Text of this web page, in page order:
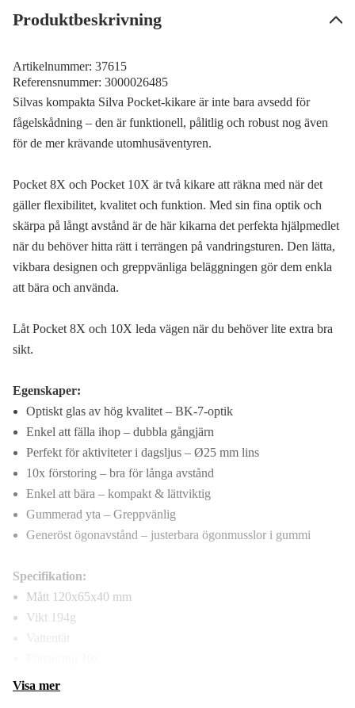
Produktbeskrivning
Artikelnummer: 37615
Referensnummer: 3000026485
Silvas kompakta Silva Pocket-kikare är inte bara avsedd för
fågelskådning – den är funktionell, pålitlig och robust nog även
för de mer krävande utomhusäventyren.
Pocket 8X och Pocket 10X är två kikare att räkna med när det
gäller flexibilitet, kvalitet och funktion. Med sin fina optik och
skärpa på långt avstånd är de här kikarna det perfekta hjälpmedlet
när du behöver hitta rätt i terrängen på vandringsturen. Den lätta,
vikbara designen och greppvänliga beläggningen gör dem enkla
att bära och använda.
Låt Pocket 8X och 10X leda vägen när du behöver lite extra bra
sikt.
Egenskaper:
Optiskt glas av hög kvalitet – BK-7-optik
Enkel att fälla ihop – dubbla gångjärn
Perfekt för aktiviteter i dagsljus – Ø25 mm lins
10x förstoring – bra för långa avstånd
Enkel att bära – kompakt & lättviktig
Gummerad yta – Greppvänlig
Generöst ögonavstånd – justerbara ögonmusslor i gummi
Specifikation:
Mått 120x65x40 mm
Vikt 194g
Vattentät
Visa mer